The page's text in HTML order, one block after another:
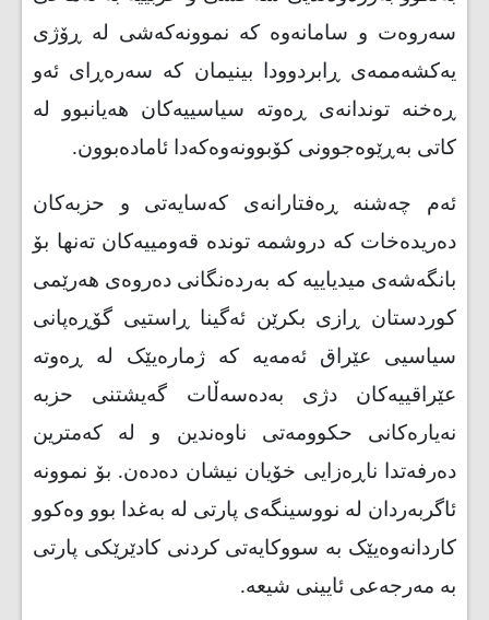
سەروەت و سامانەوە کە نموونەکەشی لە ڕۆژی
یەکشەممەی ڕابردوودا بینیمان کە سەرەڕای ئەو
ڕەخنە توندانەی ڕەوتە سیاسییەکان هەیانبوو لە
کاتی بەڕێوەجوونی کۆبوونەوەکەدا ئامادەبوون.
ئەم چەشنە ڕەفتارانەی کەسایەتی و حزبەکان
دەریدەخات کە دروشمە توندە قەومییەکان تەنها بۆ
بانگەشەی میدیاییە کە بەردەنگانی دەروەی هەرێمی
کوردستان ڕازی بکرێن ئەگینا ڕاستیی گۆڕەپانی
سیاسیی عێراق ئەمەیە کە ژمارەیێک لە ڕەوتە
عێراقییەکان دژی بەدەسەڵات گەیشتنی حزبە
نەیارەکانی حکوومەتی ناوەندین و لە کەمترین
دەرفەتدا ناڕەزایی خۆیان نیشان دەدەن. بۆ نموونە
ئاگربەردان لە نووسینگەی پارتی لە بەغدا بوو وەکوو
کاردانەوەیێک بە سووکایەتی کردنی کادێرێکی پارتی
بە مەرجەعی ئایینی شیعە.